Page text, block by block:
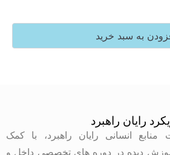
خرید
راهبرد
رایان راهبرد، با کمک
در دوره های تخصصی داخل و